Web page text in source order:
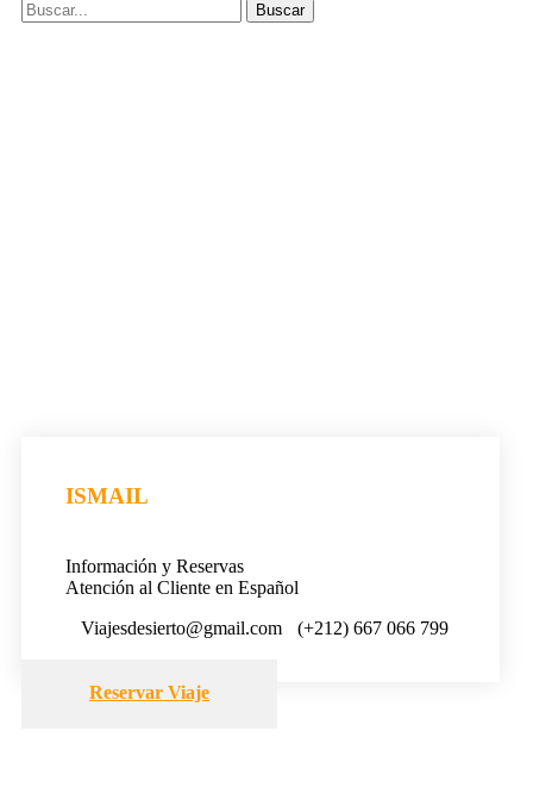
ISMAIL
Información y Reservas
Atención al Cliente en Español
Viajesdesierto@gmail.com
(+212) 667 066 799
Reservar Viaje